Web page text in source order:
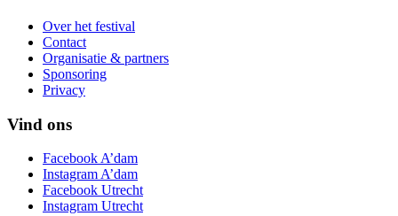
Over het festival
Contact
Organisatie & partners
Sponsoring
Privacy
Vind ons
Facebook A’dam
Instagram A’dam
Facebook Utrecht
Instagram Utrecht